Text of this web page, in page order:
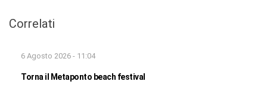
Correlati
6 Agosto 2026 - 11:04
Torna il Metaponto beach festival